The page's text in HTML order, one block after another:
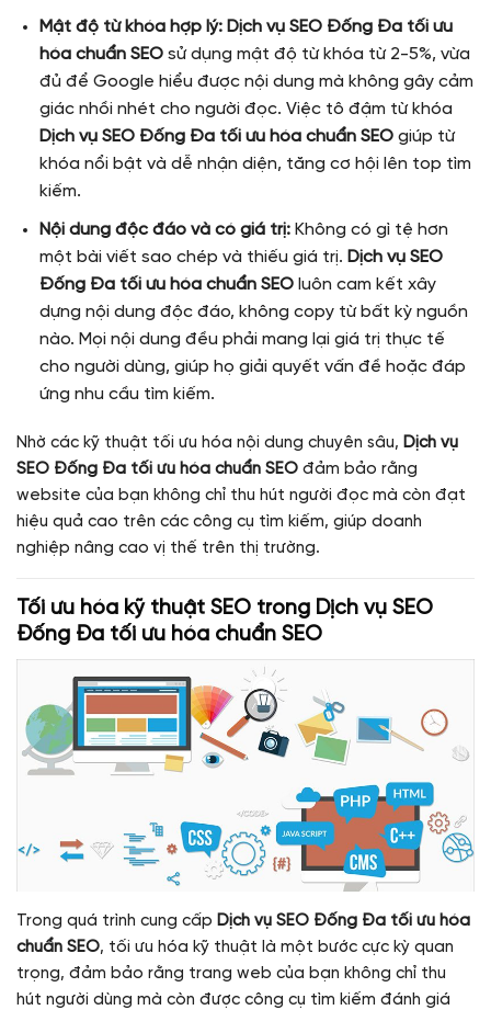
Mật độ từ khóa hợp lý: Dịch vụ SEO Đống Đa tối ưu
hóa chuẩn SEOsử dụng mật độ từ khóa từ 2-5%, vừa
đủ để Google hiểu được nội dung mà không gây cảm
giác nhồi nhét cho người đọc. Việc tô đậm từ khóa
Dịch vụ SEO Đống Đa tối ưu hóa chuẩn SEOgiúp từ
khóa nổi bật và dễ nhận diện, tăng cơ hội lên top tìm
kiếm.
Nội dung độc đáo và có giá trị:Không có gì tệ hơn
một bài viết sao chép và thiếu giá trị. Dịch vụ SEO
Đống Đa tối ưu hóa chuẩn SEOluôn cam kết xây
dựng nội dung độc đáo, không copy từ bất kỳ nguồn
nào. Mọi nội dung đều phải mang lại giá trị thực tế
cho người dùng, giúp họ giải quyết vấn đề hoặc đáp
ứng nhu cầu tìm kiếm.
Nhờ các kỹ thuật tối ưu hóa nội dung chuyên sâu, Dịch vụ
SEO Đống Đa tối ưu hóa chuẩn SEO đảm bảo rằng
website của bạn không chỉ thu hút người đọc mà còn đạt
hiệu quả cao trên các công cụ tìm kiếm, giúp doanh
nghiệp nâng cao vị thế trên thị trường.
Tối ưu hóa kỹ thuật SEO trong Dịch vụ SEO
Đống Đa tối ưu hóa chuẩn SEO
Trong quá trình cung cấp Dịch vụ SEO Đống Đa tối ưu hóa
chuẩn SEO, tối ưu hóa kỹ thuật là một bước cực kỳ quan
trọng, đảm bảo rằng trang web của bạn không chỉ thu
hút người dùng mà còn được công cụ tìm kiếm đánh giá